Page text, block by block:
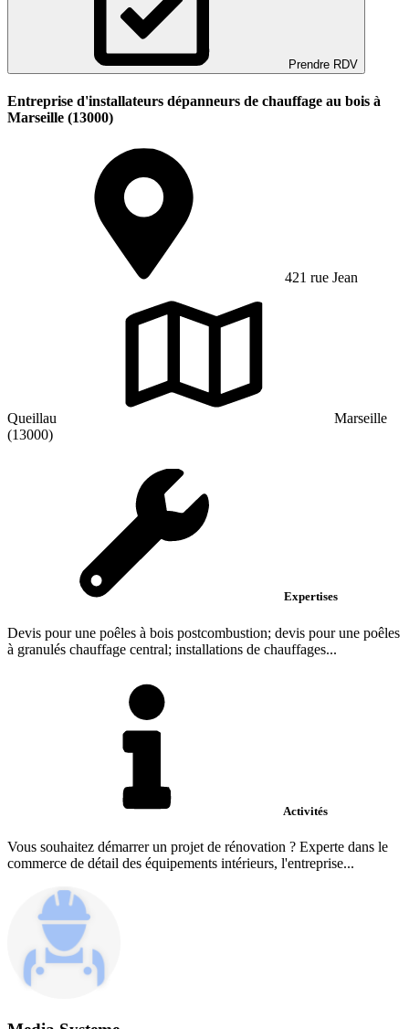
Prendre RDV
Entreprise d'installateurs dépanneurs de chauffage au bois à
Marseille (13000)
421 rue Jean
Queillau
Marseille
(13000)
Expertises
Devis pour une poêles à bois postcombustion; devis pour une poêles
à granulés chauffage central; installations de chauffages...
Activités
Vous souhaitez démarrer un projet de rénovation ? Experte dans le
commerce de détail des équipements intérieurs, l'entreprise...